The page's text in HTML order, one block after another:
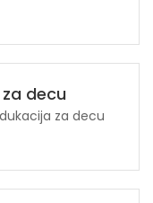
za decu
za decu